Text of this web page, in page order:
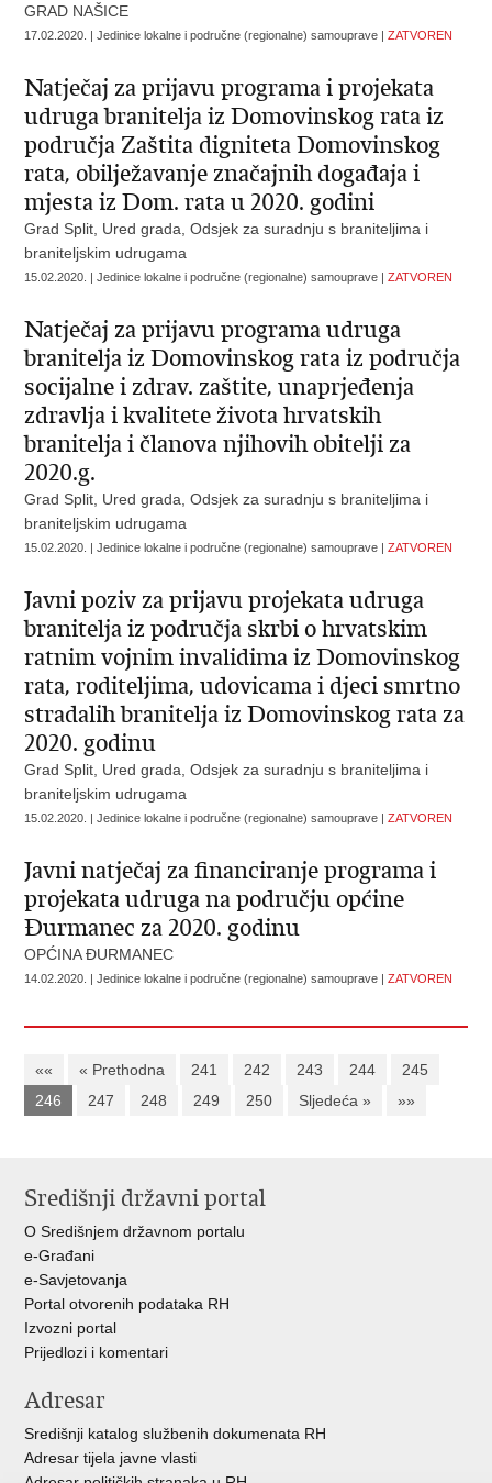
GRAD NAŠICE
17.02.2020. | Jedinice lokalne i područne (regionalne) samouprave |ZATVOREN
Natječaj za prijavu programa i projekata
udruga branitelja iz Domovinskog rata iz
područja Zaštita digniteta Domovinskog
rata, obilježavanje značajnih događaja i
mjesta iz Dom. rata u 2020. godini
Grad Split, Ured grada, Odsjek za suradnju s braniteljima i
braniteljskim udrugama
15.02.2020. | Jedinice lokalne i područne (regionalne) samouprave |ZATVOREN
Natječaj za prijavu programa udruga
branitelja iz Domovinskog rata iz područja
socijalne i zdrav. zaštite, unaprjeđenja
zdravlja i kvalitete života hrvatskih
branitelja i članova njihovih obitelji za
2020.g.
Grad Split, Ured grada, Odsjek za suradnju s braniteljima i
braniteljskim udrugama
15.02.2020. | Jedinice lokalne i područne (regionalne) samouprave |ZATVOREN
Javni poziv za prijavu projekata udruga
branitelja iz područja skrbi o hrvatskim
ratnim vojnim invalidima iz Domovinskog
rata, roditeljima, udovicama i djeci smrtno
stradalih branitelja iz Domovinskog rata za
2020. godinu
Grad Split, Ured grada, Odsjek za suradnju s braniteljima i
braniteljskim udrugama
15.02.2020. | Jedinice lokalne i područne (regionalne) samouprave |ZATVOREN
Javni natječaj za financiranje programa i
projekata udruga na području općine
Đurmanec za 2020. godinu
OPĆINA ĐURMANEC
14.02.2020. | Jedinice lokalne i područne (regionalne) samouprave |ZATVOREN
«« « Prethodna 241 242 243 244
245
246
247 248 249 250 Sljedeća » »»
Središnji državni portal
O Središnjem državnom portalu
e-Građani
e-Savjetovanja
Portal otvorenih podataka RH
Izvozni portal
Prijedlozi i komentari
Adresar
Središnji katalog službenih dokumenata RH
Adresar tijela javne vlasti